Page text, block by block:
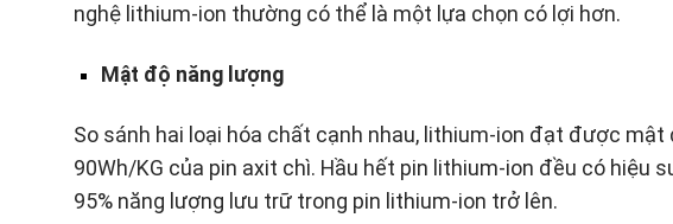
nghệ lithium-ion thường có thể là một lựa chọn có lợi hơn.
Mật độ năng lượng
So sánh hai loại hóa chất cạnh nhau, lithium-ion đạt được mật
90Wh/KG của pin axit chì. Hầu hết pin lithium-ion đều có hiệu
95% năng lượng lưu trữ trong pin lithium-ion trở lên.